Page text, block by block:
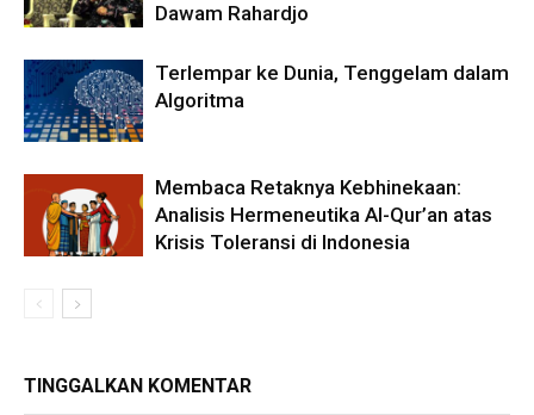
Dawam Rahardjo
Terlempar ke Dunia, Tenggelam dalam
Algoritma
Membaca Retaknya Kebhinekaan:
Analisis Hermeneutika Al-Qur’an atas
Krisis Toleransi di Indonesia
TINGGALKAN KOMENTAR